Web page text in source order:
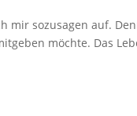
mir sozusagen auf.
möchte. Das